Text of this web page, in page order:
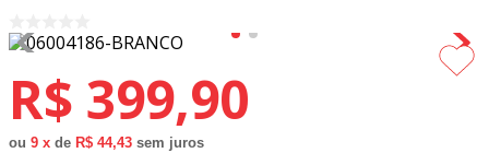
R$ 399,90
ou 9 x de R$ 44,43 sem juros
4 º
tecido percal
5º
tapetes
tecido tricoline